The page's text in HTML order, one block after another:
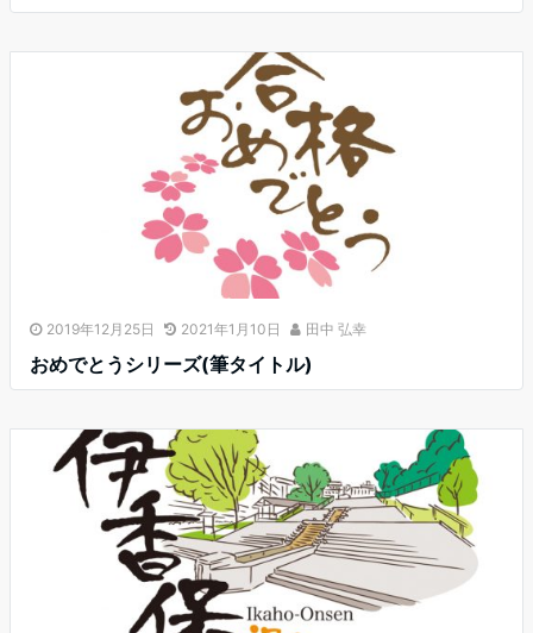
2019年12月25日 2021年1月10日 田中 弘幸
おめでとうシリーズ(筆タイトル)